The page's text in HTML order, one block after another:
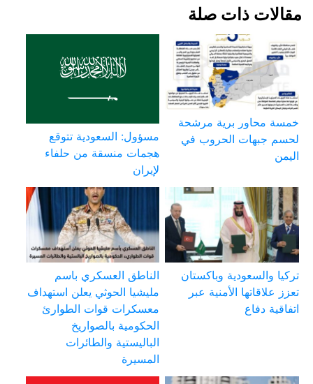
مقالات ذات صلة
خمسة محاور برية مرشحة
لحسم جبهات الحروب في
اليمن
مسؤول: السعودية تتوقع
هجمات منسقة من حلفاء
لإيران
تركيا والسعودية وباكستان
تعزز علاقاتها الأمنية عبر
اتفاقية دفاع
الناطق العسكري باسم
مليشيا الحوثي يعلن استهداف
معسكرات قوات الطوارئ
الحكومية بالصواريخ
الباليستية والطائرات
المسيرة